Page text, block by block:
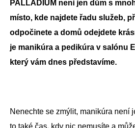
PALLADIUM není jen dům s
místo, kde najdete řadu služeb,
odpočinete a domů odejdete
je manikúra a pedikúra v salónu
který vám dnes představíme.
Nenechte se zmýlit, manikúra není
to také čas, kdy nic nemusíte a